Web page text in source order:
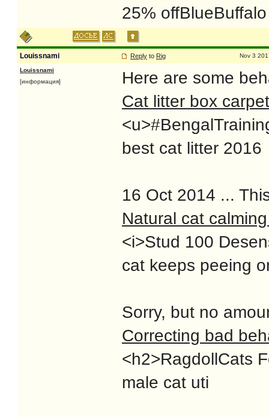
25%
Louissnami Reply to Rig Nov 3
Louissnami
[информация]
Here are some
Cat litter box carpet
best cat litter 2016
16 Oct 2014 ...
Natural cat
<i>Stud 100
cat keeps peeing
Sorry, but no
Correcting bad
<h2>RagdollCats
male cat uti